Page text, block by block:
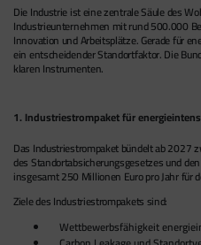
Die Industrie ist eine zentrale Säule des
Industrieunternehmen mit rund 500.000
Innovation und Arbeitsplätze. Gerade für
ein entscheidender Standortfaktor. Die
klaren Instrumenten.
1. Industriestrompaket für
Das Industriestrompaket bündelt ab 2027
des Standortabsicherungsgesetzes und
insgesamt 250 Millionen Euro pro Jahr
Ziele des Industriestrompakets sind:
Wettbewerbsfähigkeit